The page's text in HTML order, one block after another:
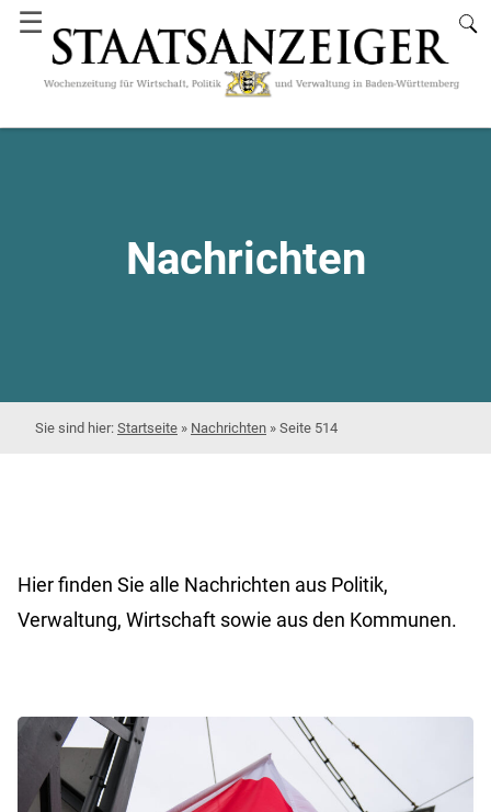
☰
Nachrichten
Startseite » Nachrichten » Seite 514
Hier finden Sie alle Nachrichten aus Politik,
Verwaltung, Wirtschaft sowie aus den Kommunen.